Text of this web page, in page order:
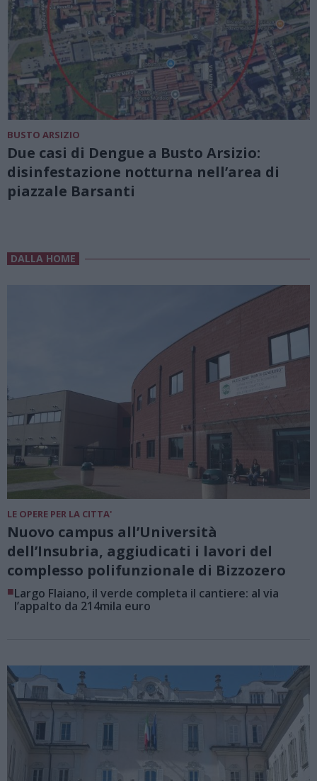
BUSTO ARSIZIO
Due casi di Dengue a Busto Arsizio:
disinfestazione notturna nell’area di
piazzale Barsanti
DALLA HOME
LE OPERE PER LA CITTA'
Nuovo campus all’Università
dell’Insubria, aggiudicati i lavori del
complesso polifunzionale di Bizzozero
■Largo Flaiano, il verde completa il cantiere: al via
l’appalto da 214mila euro